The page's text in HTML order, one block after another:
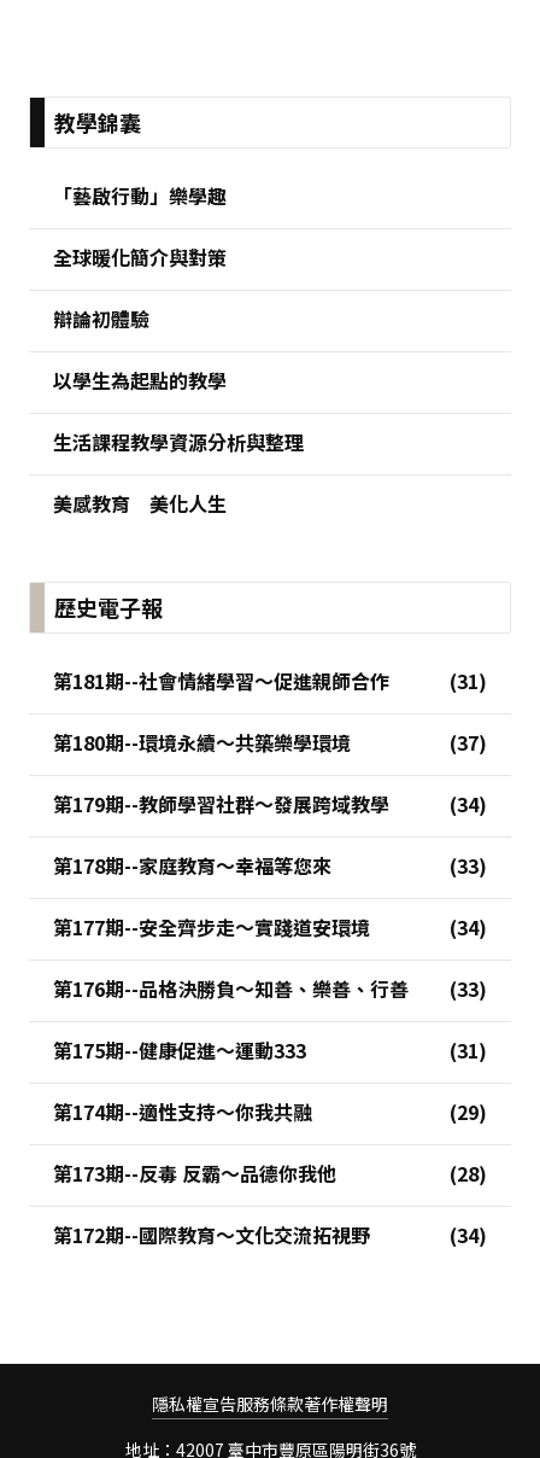
:::教學錦囊
「藝啟行動」樂學趣
全球暖化簡介與對策
辯論初體驗
以學生為起點的教學
生活課程教學資源分析與整理
美感教育 美化人生
歷史電子報
第181期--社會情緒學習～促進親師合作
第180期--環境永續～共築樂學環境
第179期--教師學習社群～發展跨域教學
第178期--家庭教育～幸福等您來
第177期--安全齊步走～實踐道安環境
第176期--品格決勝負～知善、樂善、行善
第175期--健康促進～運動333
第174期--適性支持～你我共融
第173期--反毒 反霸～品德你我他
第172期--國際教育～文化交流拓視野
隱私權宣告服務條款著作權聲明
地址：42007 臺中市豐原區陽明街36號